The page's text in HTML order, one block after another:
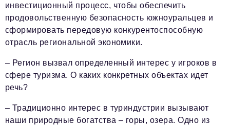
инвестиционный процесс, чтобы обеспечить
продовольственную безопасность южноуральцев и
сформировать передовую конкурентоспособную
отрасль региональной экономики.
– Регион вызвал определенный интерес у игроков в
сфере туризма. О каких конкретных объектах идет
речь?
– Традиционно интерес в туриндустрии вызывают
наши природные богатства – горы, озера. Одно из